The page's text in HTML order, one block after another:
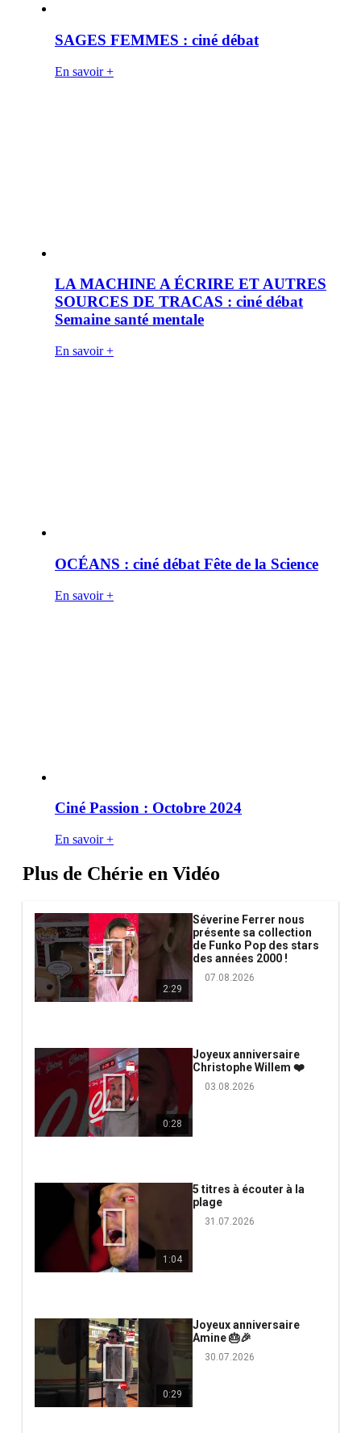
SAGES FEMMES : ciné débat
En savoir +
LA MACHINE A ÉCRIRE ET AUTRES
SOURCES DE TRACAS : ciné débat
Semaine santé mentale
En savoir +
OCÉANS : ciné débat Fête de la Science
En savoir +
Ciné Passion : Octobre 2024
En savoir +
Plus de Chérie en Vidéo
2:29
Séverine Ferrer nous
présente sa collection
de Funko Pop des stars
des années 2000 !
07.08.2026
0:28
Joyeux anniversaire
Christophe Willem ❤️
03.08.2026
1:04
5 titres à écouter à la
plage
31.07.2026
0:29
Joyeux anniversaire
Amine 🎂🎉
30.07.2026